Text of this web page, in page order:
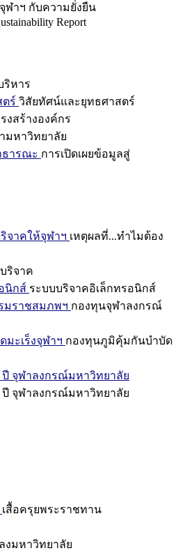
จุฬาฯ กับความยั่งยืน
Report
หาร
ร์ วิสัยทัศน์และยุทธศาสตร์
งสร้างองค์กร
มหาวิทยาลัย
ธารณะ การเปิดเผยข้อมูลสู่
จาคให้จุฬาฯ เหตุผลที่...ทำไมต้อง
ริจาค
นิกส์ ระบบบริจาคอิเล็กทรอนิกส์
มราชสมภพฯ กองทุนจุฬาลงกรณ์
ะเร็งจุฬาฯ กองทุนภูมิคุ้มกันบำบัด
ปี จุฬาลงกรณ์มหาวิทยาลัย
ปี จุฬาลงกรณ์มหาวิทยาลัย
เสื้อครุยพระราชทาน
งมหาวิทยาลัย